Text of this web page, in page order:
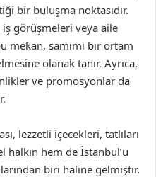
bir buluşma noktasıdır.
iş görüşmeleri veya aile
mekan, samimi bir ortam
olanak tanır. Ayrıca,
ve promosyonlar da
lezzetli içecekleri, tatlıları
hem de İstanbul’u
biri haline gelmiştir.